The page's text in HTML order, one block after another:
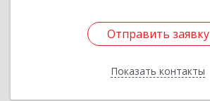
Отправить заявку
Показать контакты
Отправить заявку
Назад